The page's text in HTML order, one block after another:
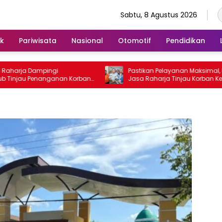
Sabtu, 8 Agustus 2026
Pariwisata Nasional Otomotif Pendidikan
Dampingi
Penanganan Korban
II di RS PHC
Pastikan Pelayanan Maksimal,
Jasa Raharja Tinjau Korban
KM Mutiara Sentosa II